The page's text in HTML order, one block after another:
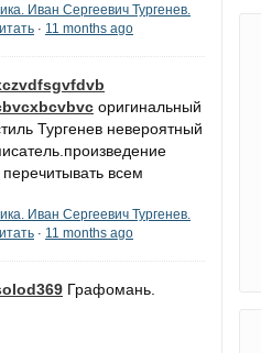
Иван Сергеевич Тургенев.
· 11 months ago
оригинальный
Тургенев невероятный
всем
Иван Сергеевич Тургенев.
· 11 months ago
Графомань.